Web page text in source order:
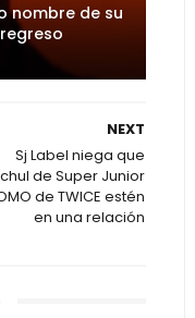
nombre de su
NEXT
Sj Label niega que
de Super Junior
de TWICE estén
en una relación